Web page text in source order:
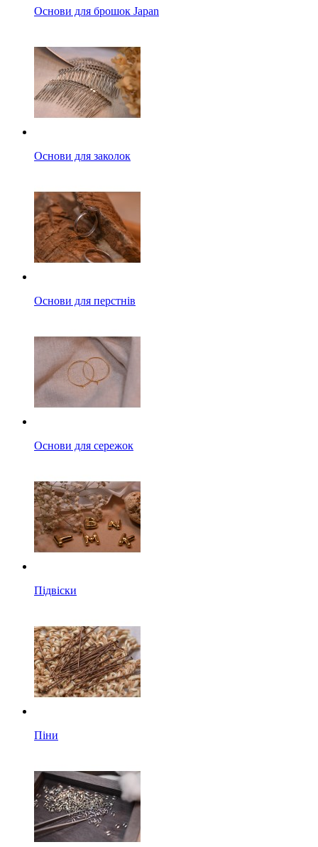
Основи для брошок Japan
Основи для заколок
Основи для перстнів
Основи для сережок
Підвіски
Піни